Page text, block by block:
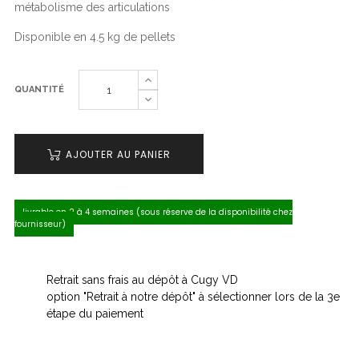
métabolisme des articulations
Disponible en 4.5 kg de pellets
QUANTITÉ
AJOUTER AU PANIER
livrable en 2 à 4 semaines (sous réserve de la disponibilité chez
fournisseur)
Retrait sans frais au dépôt à Cugy VD
option "Retrait à notre dépôt" à sélectionner lors de la 3e
étape du paiement